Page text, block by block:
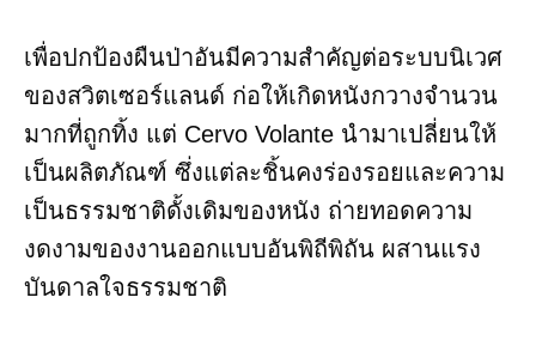
เพื่อปกป้องผืนป่าอันมีความสำคัญต่อระบบนิเวศ
ของสวิตเซอร์แลนด์ ก่อให้เกิดหนังกวางจำนวน
มากที่ถูกทิ้ง แต่ Cervo Volante นำมาเปลี่ยนให้
เป็นผลิตภัณฑ์ ซึ่งแต่ละชิ้นคงร่องรอยและความ
เป็นธรรมชาติดั้งเดิมของหนัง ถ่ายทอดความ
งดงามของงานออกแบบอันพิถีพิถัน ผสานแรง
บันดาลใจธรรมชาติ